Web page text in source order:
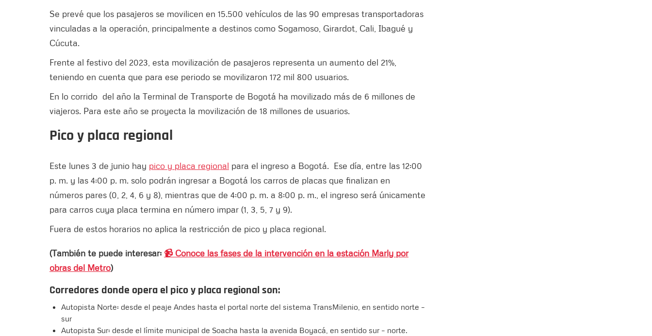
Se prevé que los pasajeros se movilicen en 15.500 vehículos de las 90 empresas transportadoras
vinculadas a la operación, principalmente a destinos como Sogamoso, Girardot, Cali, Ibagué y
Cúcuta.
Frente al festivo del 2023, esta movilización de pasajeros representa un aumento del 21%,
teniendo en cuenta que para ese periodo se movilizaron 172 mil 800 usuarios.
En lo corrido del año la Terminal de Transporte de Bogotá ha movilizado más de 6 millones de
viajeros. Para este año se proyecta la movilización de 18 millones de usuarios.
Pico y placa regional
Este lunes 3 de junio hay pico y placa regional para el ingreso a Bogotá. Ese día, entre las 12:00
p. m. y las 4:00 p. m. solo podrán ingresar a Bogotá los carros de placas que finalizan en
números pares (0, 2, 4, 6 y 8), mientras que de 4:00 p. m. a 8:00 p. m., el ingreso será únicamente
para carros cuya placa termina en número impar (1, 3, 5, 7 y 9).
Fuera de estos horarios no aplica la restricción de pico y placa regional.
(También te puede interesar: 📹 Conoce las fases de la intervención en la estación Marly por
obras del Metro)
Corredores donde opera el pico y placa regional son:
Autopista Norte: desde el peaje Andes hasta el portal norte del sistema TransMilenio, en sentido norte –
sur
Autopista Sur: desde el límite municipal de Soacha hasta la avenida Boyacá, en sentido sur – norte.